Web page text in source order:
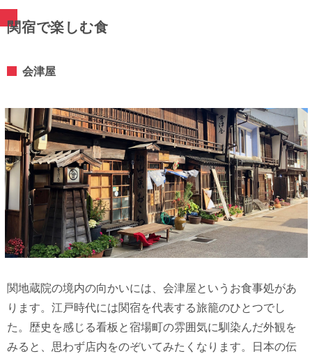
関宿で楽しむ⾷
会津屋
関地蔵院の境内の向かいには、会津屋というお食事処があ
ります。江戸時代には関宿を代表する旅籠のひとつでし
た。歴史を感じる看板と宿場町の雰囲気に馴染んだ外観を
みると、思わず店内をのぞいてみたくなります。日本の伝